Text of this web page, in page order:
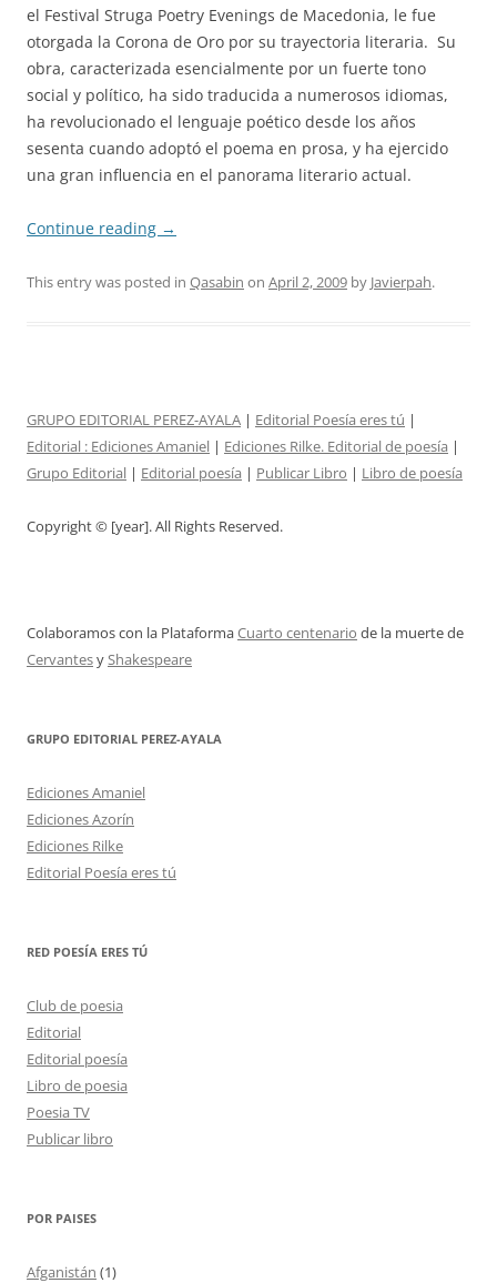
el Festival Struga Poetry Evenings de Macedonia, le fue
otorgada la Corona de Oro por su trayectoria literaria. Su
obra, caracterizada esencialmente por un fuerte tono
social y político, ha sido traducida a numerosos idiomas,
ha revolucionado el lenguaje poético desde los años
sesenta cuando adoptó el poema en prosa, y ha ejercido
una gran influencia en el panorama literario actual.
Continue reading →
This entry was posted in Qasabin on April 2, 2009 by Javierpah.
GRUPO EDITORIAL PEREZ-AYALA | Editorial Poesía eres tú |
Editorial : Ediciones Amaniel | Ediciones Rilke. Editorial de poesía |
Grupo Editorial | Editorial poesía | Publicar Libro | Libro de poesía
Copyright © [year]. All Rights Reserved.
Colaboramos con la PlataformaCuarto centenario de la muerte de
CervantesyShakespeare
GRUPO EDITORIAL PEREZ-AYALA
Ediciones Amaniel
Ediciones Azorín
Ediciones Rilke
Editorial Poesía eres tú
RED POESÍA ERES TÚ
Club de poesia
Editorial
Editorial poesía
Libro de poesia
Poesia TV
Publicar libro
POR PAISES
Afganistán (1)